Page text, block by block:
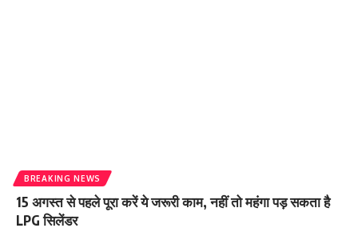
BREAKING NEWS
15 अगस्त से पहले पूरा करें ये जरूरी काम, नहीं तो महंगा पड़ सकता है
LPG सिलेंडर